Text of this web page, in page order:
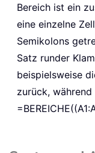
Bereich ist ein
eine einzelne
Semikolons
Satz runder
beispielsweise
zurück, während